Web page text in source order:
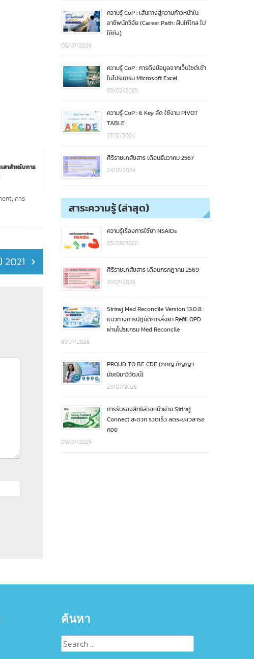
าสำหรับการ
, การ
2021
ความรู้ CoP : เส้นทางสู่ความก้าวหน้าใน
อาชีพนักวิจัย (Career Path: ฝันให้ไกล ไป
ให้ถึง)
06/07/2026
ความรู้ CoP : การดึงข้อมูลจากเว็บไซต์เข้า
ในโปรแกรม Microsoft Excel
05/02/2025
ความรู้ CoP : 6 Key ลัด ใช้งาน PIVOT
TABLE
27/12/2024
ศิริราชเภสัชสาร เดือนธันวาคม 2567
24/12/2024
สาระความรู้ (ล่าสุด)
ความรู้เรื่องการใช้ยา NSAIDs
05/08/2026
ศิริราชเภสัชสาร เดือนกรกฎาคม 2569
31/07/2026
Siriraj Med Reconcile Version 13.0.8 :
แนวทางการปฏิบัติการสั่งยา Refill OPD
ผ่านโปรแกรม Med Reconcile
31/07/2026
PROUD TO BE CDE (ภกญ.กัญญา
มัชฌิมาวิวัฒน์)
23/07/2026
การรับรองสิทธิล่วงหน้าผ่าน Siriraj
Connect สะดวก รวดเร็ว ลดระยะเวลารอ
คอย
09/07/2026
ค้นหา
Search
for: